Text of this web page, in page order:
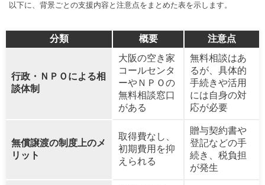
以下に、背景ごとの支援内容と注意点をまとめた表を示します。
分類 概要 注意点
行政・ＮＰＯによる相
談体制
大阪の空き家
コールセンタ
ーやＮＰＯの
無料相談窓口
がある
無料相談はあ
るが、具体的
手続きや活用
には自身の対
応が必要
無償譲渡の制度上のメ
リット
取得費なし、
初期費用を抑
えられる
贈与契約書や
登記などの手
続き、税負担
が発生